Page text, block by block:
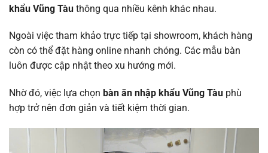
khẩu Vũng Tàu thông qua nhiều kênh khác nhau.
Ngoài việc tham khảo trực tiếp tại showroom, khách hàng
còn có thể đặt hàng online nhanh chóng. Các mẫu bàn
luôn được cập nhật theo xu hướng mới.
Nhờ đó, việc lựa chọn bàn ăn nhập khẩu Vũng Tàu phù
hợp trở nên đơn giản và tiết kiệm thời gian.